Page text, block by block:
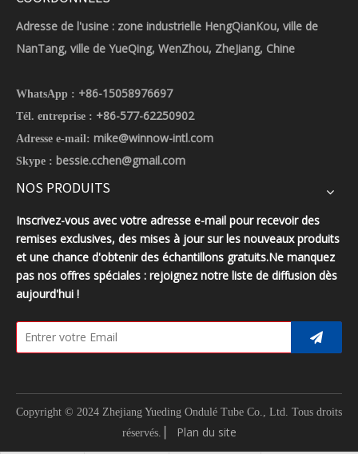
Adresse de l'usine : zone industrielle HengQianKou, ville de
NanTang, ville de YueQing, WenZhou, ZheJiang, Chine
WhatsApp : +86-15058976697
Tél. entreprise : +86-577-62250902
Adresse e-mail: mike@winnow-intl.com
Skype : bessie.cchen@gmail.com
NOS PRODUITS
Inscrivez-vous avec votre adresse e-mail pour recevoir des
remises exclusives, des mises à jour sur les nouveaux produits
et une chance d'obtenir des échantillons gratuits.Ne manquez
pas nos offres spéciales : rejoignez notre liste de diffusion dès
aujourd'hui !
Copyright © 2024 Zhejiang Yueding Ondulé Tube Co., Ltd. Tous droits
réservés.
Plan du site